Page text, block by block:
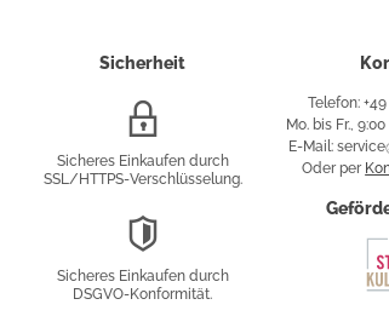
Sicherheit
Verschlüsselung
Sicheres Einkaufen durch
SSL/HTTPS-Verschlüsselung.
Sicheres Einkaufen durch
DSGVO-Konformität.
Telefon:
Mo. bis Fr.,
E-Mail:
Oder per